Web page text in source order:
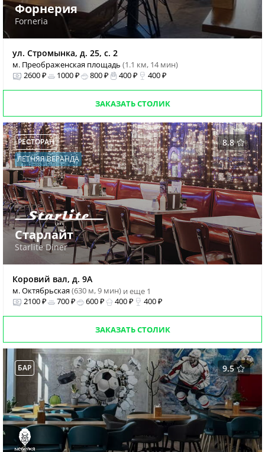
Форнерия
Forneria
ул. Стромынка, д. 25, с. 2
м. Преображенская площадь (1.1 км, 14 мин)
2600 ₽
1000 ₽ 800 ₽ 400 ₽ 400 ₽
ЗАКАЗАТЬ СТОЛИК
8.8
РЕСТОРАН
ЛЕТНЯЯ ВЕРАНДА
Старлайт
Starlite Diner
Коровий вал, д. 9А
м. Октябрьская(630 м, 9 мин) и еще 1
2100 ₽
700 ₽ 600 ₽ 400 ₽ 400 ₽
ЗАКАЗАТЬ СТОЛИК
9.5
БАР